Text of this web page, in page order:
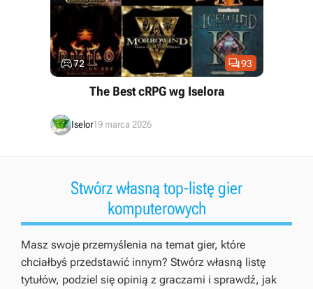
93
72
The Best cRPG wg Iselora
Iselor19 marca 2026
Stwórz własną top-listę gier
komputerowych
Masz swoje przemyślenia na temat gier, które
chciałbyś przedstawić innym? Stwórz własną listę
tytułów, podziel się opinią z graczami i sprawdź, jak